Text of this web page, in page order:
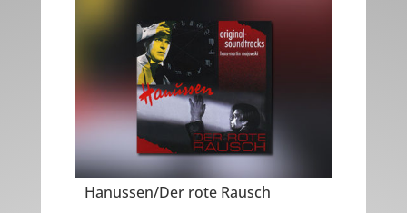
Hanussen/Der rote Rausch